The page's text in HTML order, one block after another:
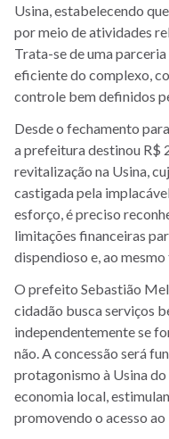
Usina, estabelecendo
por meio de atividades
Trata-se de uma
eficiente do complexo,
controle bem definidos
Desde o fechamento
a prefeitura destinou R$
revitalização na Usina,
castigada pela
esforço, é preciso
limitações financeiras
dispendioso e, ao
O prefeito Sebastião
cidadão busca serviços
independentemente se
não. A concessão será
protagonismo à Usina
economia local,
promovendo o acesso ao